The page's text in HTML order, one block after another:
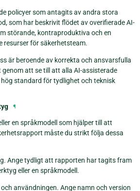
policyer som antagits av andra stora
som har beskrivit flödet av overifierade AI-
störande, kontraproduktiva och en
resurser för säkerhetsteam.
är beroende av korrekta och ansvarsfulla
att se till att alla AI-assisterade
standard för tydlighet och teknisk
¶
en språkmodell som hjälper till att
måste du strikt följa dessa
Ange tydligt att rapporten har tagits fram
eller en språkmodell.
användningen. Ange namn och version